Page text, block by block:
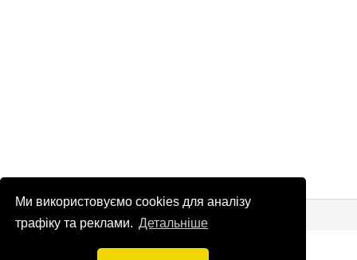
Ми використовуємо cookies для аналізу
трафіку та реклами. Детальніше
© Патріоти України 2026
Правова інформація